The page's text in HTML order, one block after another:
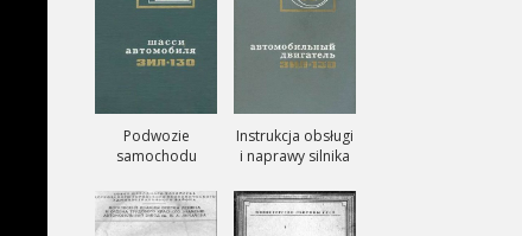
Podwozie
samochodu
Instrukcja obsługi
i naprawy silnika